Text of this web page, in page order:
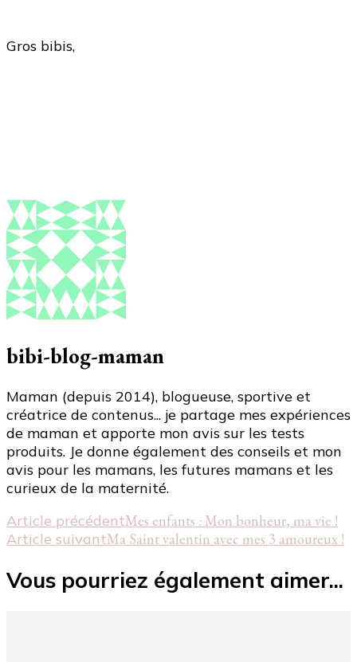
Gros bibis,
bibi-blog-maman
Maman (depuis 2014), blogueuse, sportive et
créatrice de contenus... je partage mes expériences
de maman et apporte mon avis sur les tests
produits. Je donne également des conseils et mon
avis pour les mamans, les futures mamans et les
curieux de la maternité.
Navigation
d'article
Article précédentMes enfants : Mon bonheur, ma vie !
Article suivantMa Saint valentin avec mes 3 amoureux !
Vous pourriez également aimer...